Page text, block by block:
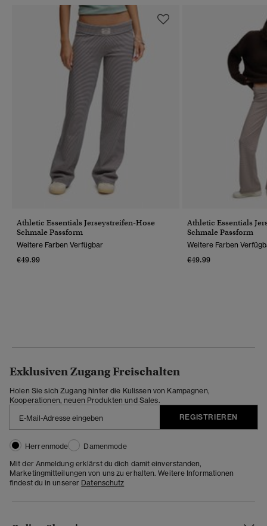
Athletic Essentials Jerseystreifen-Hose
Schmale Passform
Weitere Farben Verfügbar
€49.99
Athletic Essentials
Schmale Passform
Weitere Farben
€49.99
Exklusiven Zugang Freischalten
Holen Sie sich Zugang hinter die Kulissen von Kampagnen,
Kooperationen, neuen Produkten und Sales.
REGISTRIEREN
Herrenmode
Damenmode
Mit der Anmeldung erklärst du dich damit einverstanden,
Marketingmitteilungen von uns zu erhalten. Weitere Informationen
findest du in unserer Datenschutz